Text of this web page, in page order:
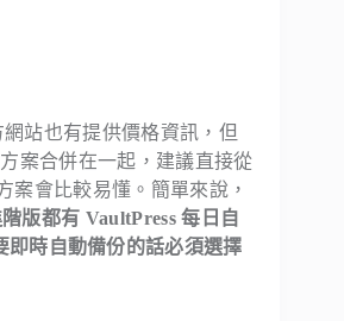
網站也有提供價格資訊，但
案合併在一起，建議直接從
案會比較易懂。簡單來說，
版都有 VaultPress 每日自
即時自動備份的話必須選擇